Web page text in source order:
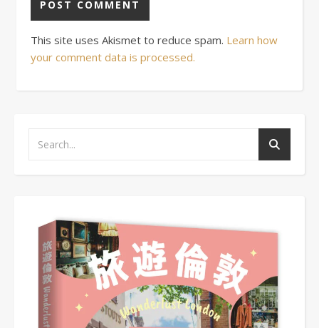
This site uses Akismet to reduce spam. Learn how
your comment data is processed.